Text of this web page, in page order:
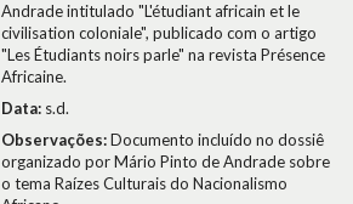
Andrade intitulado "L'étudiant africain et le
civilisation coloniale", publicado com o artigo
"Les Étudiants noirs parle" na revista Présence
Africaine.
Data: s.d.
Observações:Documento incluído no dossiê
organizado por Mário Pinto de Andrade sobre
o tema Raízes Culturais do Nacionalismo